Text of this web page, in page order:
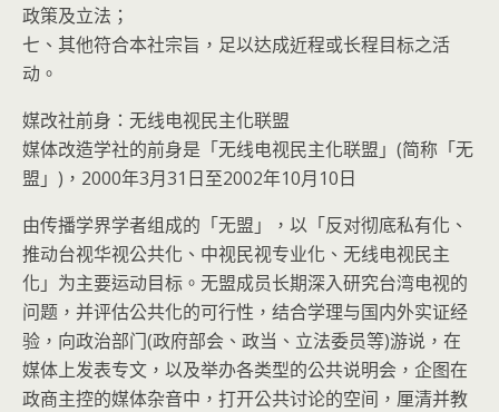
政策及立法；
七、其他符合本社宗旨，足以达成近程或长程目标之活
动。
媒改社前身：无线电视民主化联盟
媒体改造学社的前身是「无线电视民主化联盟」(简称「无
盟」)，2000年3月31日至2002年10月10日
由传播学界学者组成的「无盟」，以「反对彻底私有化、
推动台视华视公共化、中视民视专业化、无线电视民主
化」为主要运动目标。无盟成员长期深入研究台湾电视的
问题，并评估公共化的可行性，结合学理与国内外实证经
验，向政治部门(政府部会、政当、立法委员等)游说，在
媒体上发表专文，以及举办各类型的公共说明会，企图在
政商主控的媒体杂音中，打开公共讨论的空间，厘清并教